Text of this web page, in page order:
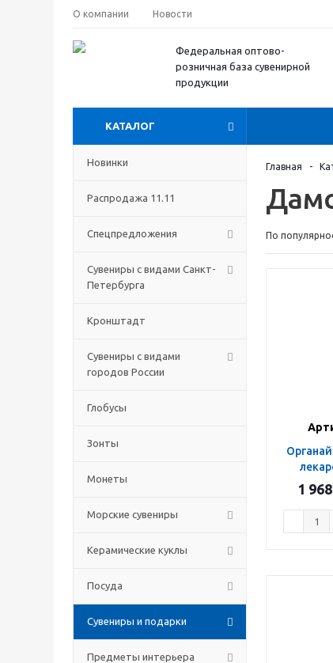
О компании Новости
Федеральная оптово-
розничная база сувенирной
продукции
КАТАЛОГ
Новинки
Распродажа 11.11
Спецпредложения
Сувениры с видами Санкт-
Петербурга
Кронштадт
Сувениры с видами
городов России
Глобусы
Зонты
Монеты
Морские сувениры
Керамические куклы
Посуда
Сувениры и подарки
Предметы интерьера
Главная -
По
Органайзер аптечка для
1